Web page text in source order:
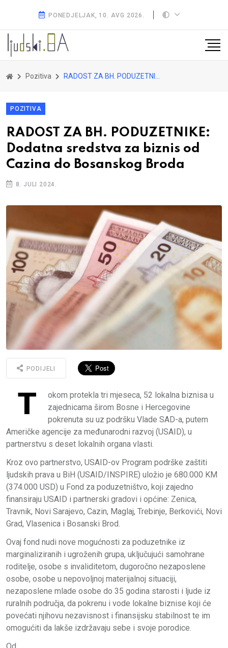
PONEDJELJAK, 10. AVG 2026.
Pozitiva RADOST ZA BH. PODUZETNIKE: Dodatna sredstva za biznis od Cazina do Bosanskog Broda
POZITIVA
RADOST ZA BH. PODUZETNIKE:
Dodatna sredstva za biznis od
Cazina do Bosanskog Broda
8. JULI 2024.
PODIJELI
T
okom protekla tri mjeseca, 52 lokalna biznisa u
zajednicama širom Bosne i Hercegovine
pokrenuta su uz podršku Vlade SAD-a, putem
Američke agencije za međunarodni razvoj (USAID), u
partnerstvu s deset lokalnih organa vlasti.
Kroz ovo partnerstvo, USAID-ov Program podrške zaštiti
ljudskih prava u BiH (USAID/INSPIRE) uložio je 680.000 KM
(374.000 USD) u Fond za poduzetništvo, koji zajedno
finansiraju USAID i partnerski gradovi i općine: Zenica,
Travnik, Novi Sarajevo, Cazin, Maglaj, Trebinje, Berkovići, Novi
Grad, Vlasenica i Bosanski Brod.
Ovaj fond nudi nove mogućnosti za poduzetnike iz
marginaliziranih i ugroženih grupa, uključujući samohrane
roditelje, osobe s invaliditetom, dugoročno nezaposlene
osobe, osobe u nepovoljnoj materijalnoj situaciji,
nezaposlene mlade osobe do 35 godina starosti i ljude iz
ruralnih područja, da pokrenu i vode lokalne biznise koji će
povećati njihovu nezavisnost i finansijsku stabilnost te im
omogućiti da lakše izdržavaju sebe i svoje porodice.